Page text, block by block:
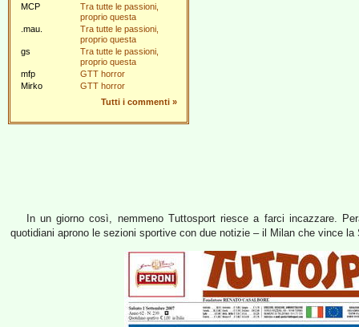
MCP
Tra tutte le passioni,
proprio questa
.mau.
Tra tutte le passioni,
proprio questa
gs
Tra tutte le passioni,
proprio questa
mfp
GTT horror
Mirko
GTT horror
Tutti i commenti »
In un giorno così, nemmeno Tuttosport riesce a farci incazzare.
quotidiani aprono le sezioni sportive con due notizie – il Milan che vince